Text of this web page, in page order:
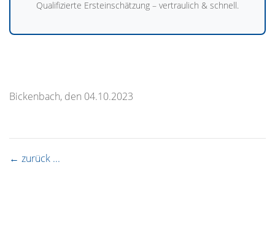
Qualifizierte Ersteinschätzung – vertraulich & schnell.
Bickenbach, den 04.10.2023
← zurück ...